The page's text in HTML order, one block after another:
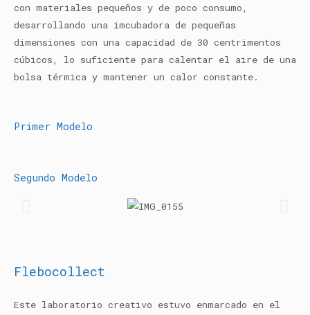
con materiales pequeños y de poco consumo,
desarrollando una imcubadora de pequeñas
dimensiones con una capacidad de 30 centrimentos
cúbicos, lo suficiente para calentar el aire de una
bolsa térmica y mantener un calor constante.
Primer Modelo
Segundo Modelo
Flebocollect
Este laboratorio creativo estuvo enmarcado en el